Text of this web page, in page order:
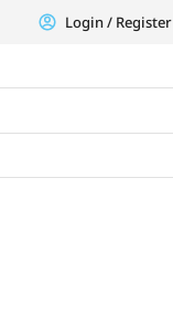
Login / Register